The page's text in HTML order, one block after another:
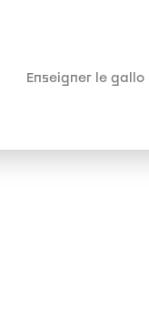
Enseigner le gallo